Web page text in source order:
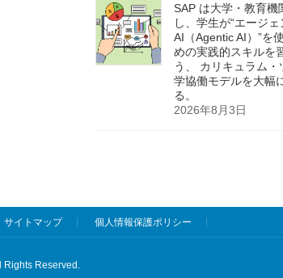
SAP は大学・教育機
し、学生が“エージェ
AI（Agentic AI）”を
めの実践的スキルを
う、 カリキュラム・
学協働モデルを大幅
る。
2026年8月3日
サイトマップ 個人情報保護ポリシー
Reserved.